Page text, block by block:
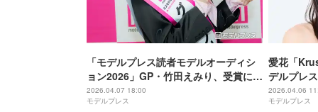
「モデルプレス読者モデルオーディシ
ョン2026」GP・竹田えみり、受賞に喜
び「これからがより楽しみです」今後
の意気込みも
2026.04.07 18:00
モデルプレス
愛花「
デルプレ
＆Krush
ーディシ
2026.04.06
モデルプレス